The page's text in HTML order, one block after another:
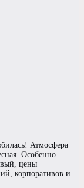
Атмосфера
Особенно
цены
корпоративов и